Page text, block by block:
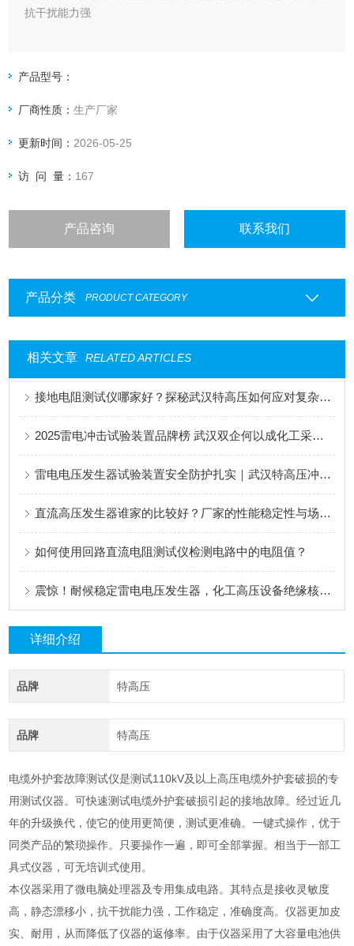
抗干扰能力强
产品型号：
厂商性质：生产厂家
更新时间： 2026-05-25
访 问 量： 167
产品咨询 联系我们
产品分类 PRODUCT CATEGORY
相关文章 RELATED ARTICLES
接地电阻测试仪哪家好？探秘武汉特高压如何应对复杂接地网测量
2025雷电冲击试验装置品牌榜 武汉双企何以成化工采购优选
雷电电压发生器试验装置安全防护扎实｜武汉特高压冲击试验设备
直流高压发生器谁家的比较好？厂家的性能稳定性与场景适应性
如何使用回路直流电阻测试仪检测电路中的电阻值？
震惊！耐候稳定雷电电压发生器，化工高压设备绝缘核验专用
详细介绍
品牌 特高压
品牌 特高压
电缆外护套故障测试仪是测试110kV及以上高压电缆外护套破损的专
用测试仪器。可快速测试电缆外护套破损引起的接地故障。经过近几
年的升级换代，使它的使用更简便，测试更准确。一键式操作，优于
同类产品的繁琐操作。只要操作一遍，即可全部掌握。相当于一部工
具式仪器，可无培训式使用。
本仪器采用了微电脑处理器及专用集成电路。其特点是接收灵敏度
高，静态漂移小，抗干扰能力强，工作稳定，准确度高。仪器更加皮
实、耐用，从而降低了仪器的返修率。由于仪器采用了大容量电池供